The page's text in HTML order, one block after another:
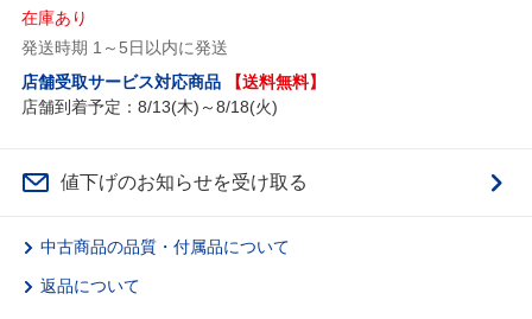
在庫あり
発送時期 1～5日以内に発送
店舗受取サービス対応商品
【送料無料】
店舗到着予定：8/13(木)～8/18(火)
値下げのお知らせを受け取る
中古商品の品質・付属品について
返品について